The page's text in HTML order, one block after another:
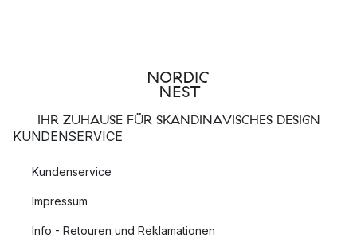
IHR ZUHAUSE FÜR SKANDINAVISCHES DESIGN
KUNDENSERVICE
Kundenservice
Impressum
Info - Retouren und Reklamationen